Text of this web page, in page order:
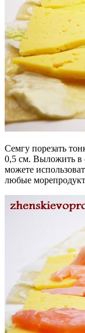
Семгу порезать
0,5 см. Выложить в
можете
любые